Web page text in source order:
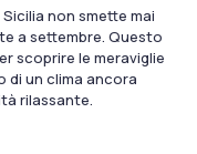
non smette mai
a settembre. Questo
scoprire le meraviglie
di un clima ancora
rilassante.